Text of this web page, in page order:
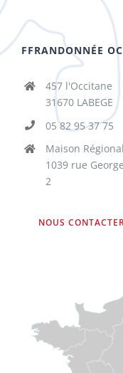
FFRANDONNÉE
457 l'Occitane
31670 LABEGE
05 82 95 37 75
Maison
1039 rue
2
NOUS